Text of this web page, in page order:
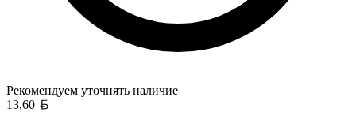
Рекомендуем уточнять наличие
13,60